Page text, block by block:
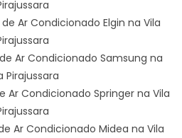
Ar Condicionado Elgin na Vila
Ar Condicionado Samsung na
Pirajussara
Ar Condicionado Springer na Vila
Ar Condicionado Midea na Vila